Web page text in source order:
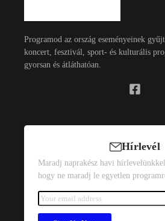
Programod az ország eseményeinek
koncert, fesztivál, sport- és kulturális
gyorsan és átláthatóan.
Hírlevél
Maradj naprakész havi
hogy ne maradj le egyetlen